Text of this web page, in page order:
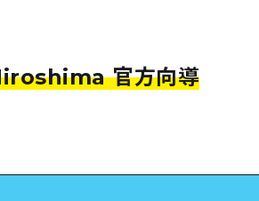
官方向導